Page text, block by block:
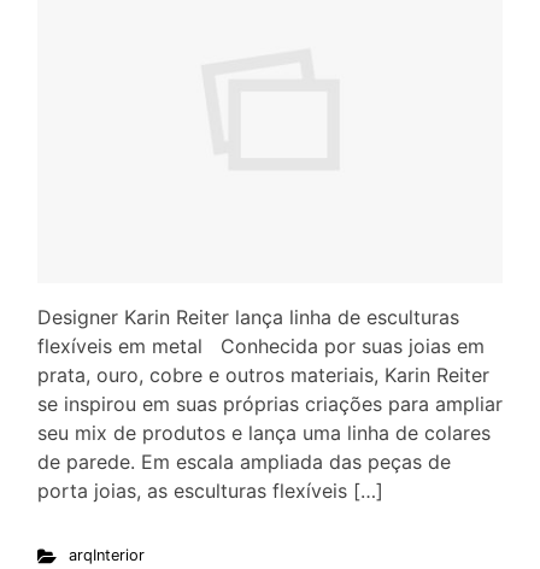
Designer Karin Reiter lança linha de esculturas
flexíveis em metal Conhecida por suas joias em
prata, ouro, cobre e outros materiais, Karin Reiter
se inspirou em suas próprias criações para ampliar
seu mix de produtos e lança uma linha de colares
de parede. Em escala ampliada das peças de
porta joias, as esculturas flexíveis […]
arqInterior